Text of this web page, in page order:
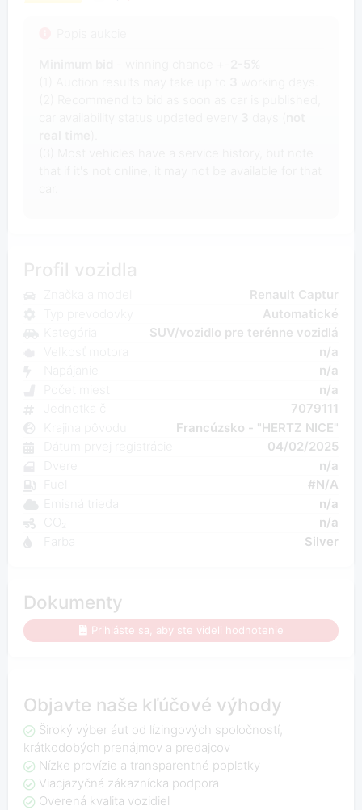
Renault Captur
Automatické
SUV/vozidlo pre terénne vozidlá
n/a
n/a
n/a
7079111
Francúzsko - "HERTZ NICE"
04/02/2025
n/a
#N/A
n/a
n/a
Silver
Dokumenty
Prihláste sa, aby ste videli hodnotenie
Objavte naše kľúčové výhody
Široký výber áut od lízingových spoločností,
krátkodobých prenájmov a predajcov
Nízke provízie a transparentné poplatky
Viacjazyčná zákaznícka podpora
Overená kvalita vozidiel